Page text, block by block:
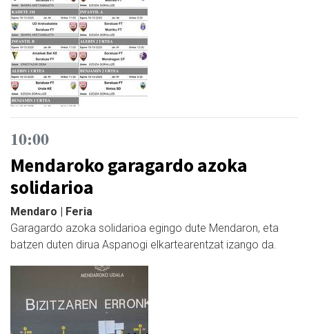
10:00
Mendaroko garagardo azoka
solidarioa
Mendaro | Feria
Garagardo azoka solidarioa egingo dute Mendaron, eta
batzen duten dirua Aspanogi elkartearentzat izango da.